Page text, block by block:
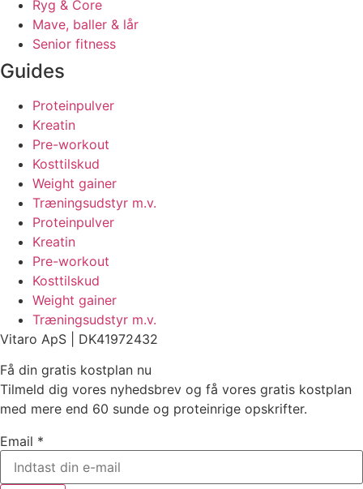
Ryg & Core
Mave, baller & lår
Senior fitness
Guides
Proteinpulver
Kreatin
Pre-workout
Kosttilskud
Weight gainer
Træningsudstyr m.v.
Proteinpulver
Kreatin
Pre-workout
Kosttilskud
Weight gainer
Træningsudstyr m.v.
Vitaro ApS | DK41972432
Få din gratis kostplan nu
Tilmeld dig vores nyhedsbrev og få vores gratis kostplan
med mere end 60 sunde og proteinrige opskrifter.
Email *